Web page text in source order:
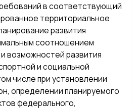
в соответствующий
территориальное
развития
соотношением
возможностей развития
и социальной
числе при установлении
определении планируемого
федерального,